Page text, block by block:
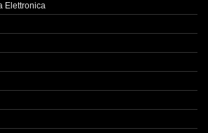
Elettronica